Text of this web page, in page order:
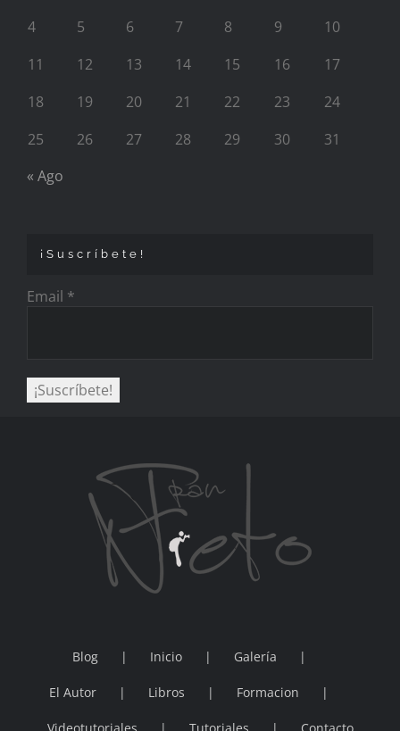
4
5 6 7 8 9
10
11
12 13 14 15 16
17
18
19 20 21 22 23
24
25
26 27 28 29 30
31
« Ago
¡Suscríbete!
Email *
Blog Inicio Galería
El Autor Libros Formacion
Videotutoriales Tutoriales Contacto